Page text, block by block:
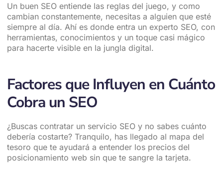
Un buen SEO entiende las reglas del juego, y como
cambian constantemente, necesitas a alguien que esté
siempre al día. Ahí es donde entra un experto SEO, con
herramientas, conocimientos y un toque casi mágico
para hacerte visible en la jungla digital.
Factores que Influyen en Cuánto
Cobra un SEO
¿Buscas contratar un servicio SEO y no sabes cuánto
debería costarte? Tranquilo, has llegado al mapa del
tesoro que te ayudará a entender los precios del
posicionamiento web sin que te sangre la tarjeta.